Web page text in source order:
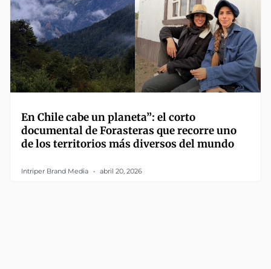
En Chile cabe un planeta”: el corto
documental de Forasteras que recorre uno
de los territorios más diversos del mundo
Intriper Brand Media abril 20, 2026